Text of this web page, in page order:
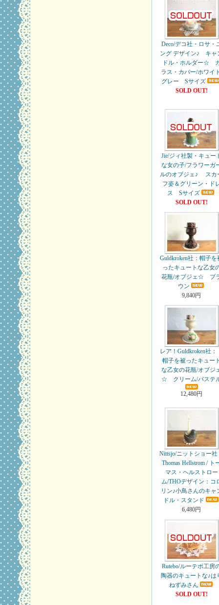
Deco/デコ社・ロサ・
ング デザイン♪ キャ
ドル・ホルダー☆
ラス・カバー/ホワイ
グレー Sサイズ
SOLD OUT!
Jie/ジィ社製・キュー
な女の子/フラワーガ
ルのオブジェ♪ スカ
フ姿＆グリーン・ド
ス Sサイズ
SOLD OUT!
Guldkroken社：帽子を
ったキュートな乙女
花瓶/オブジェ☆ ブ
ウン
9,840円
レア！Guldkroken社
帽子を被ったキュー
な乙女の花瓶/オブジ
☆ クリーム/パステ
12,480円
Nittsjo/ニットショー社
Thomas Hellstrom / ト
マス・ヘルストロー
ム/THOデザイン：コ
リン♪小鳥さんのキャ
ドル・スタンド
6,480円
Rutebo/ルーテボ工房
陶器のキュートな♪は
ねずみさん
SOLD OUT!